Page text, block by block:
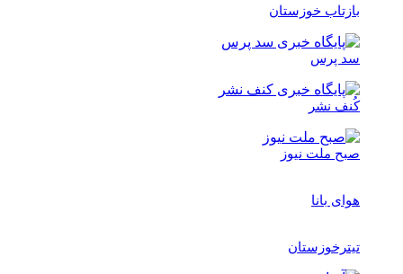
بازتاب خوزستان
سد پرس
کُنف نشر
صبح ملت نیوز
هوای بانا
تیترخوزستان